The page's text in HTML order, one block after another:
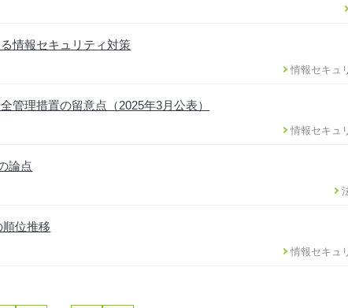
情報セキュリティ対策
情報セキュ
管理措置の留意点（2025年3月公表）
情報セキュ
論点
位推移
情報セキュ